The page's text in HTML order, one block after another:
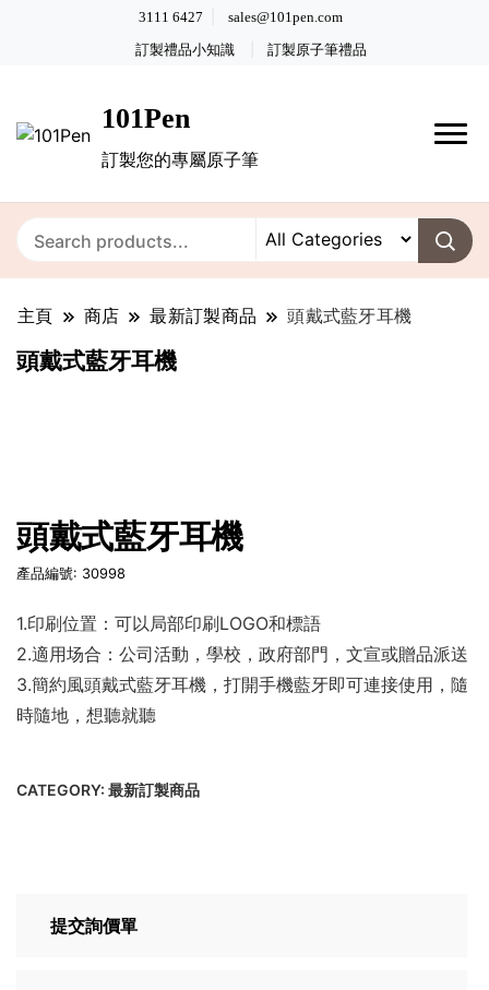
3111 6427 sales@101pen.com
訂製禮品小知識 訂製原子筆禮品
101Pen
訂製您的專屬原子筆
主頁 商店 最新訂製商品 頭戴式藍牙耳機
頭戴式藍牙耳機
頭戴式藍牙耳機
產品編號: 30998
1.印刷位置：可以局部印刷LOGO和標語
2.適用场合：公司活動，學校，政府部門，文宣或贈品派送
3.簡約風頭戴式藍牙耳機，打開手機藍牙即可連接使用，隨
時隨地，想聽就聽
CATEGORY: 最新訂製商品
提交詢價單